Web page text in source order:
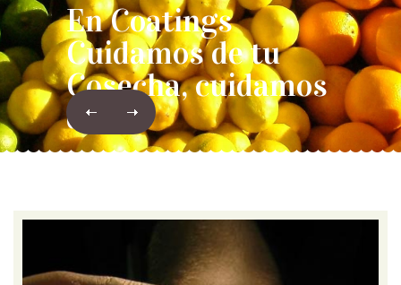
En Coatings
Cuidamos de tu
Cosecha, cuidamos
de ti